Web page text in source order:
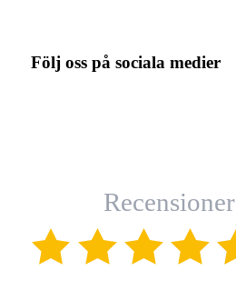
Följ oss på sociala medier
Recensioner